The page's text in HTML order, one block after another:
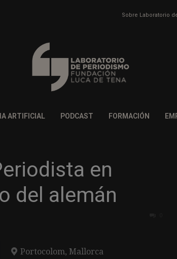
Sobre Laboratorio
ARTIFICIAL PODCAST FORMACIÓN
en
del alemán
Portocolom, Mallorca